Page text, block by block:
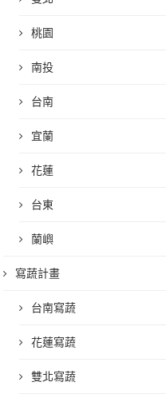
桃園
南投
台南
宜蘭
花蓮
台東
蘭嶼
寫蔬計畫
台南寫蔬
花蓮寫蔬
雙北寫蔬